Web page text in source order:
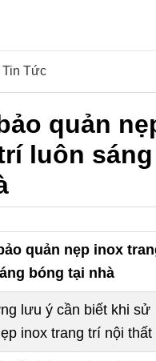
Tin Tức
quản
luôn
quản nẹp inox
bóng tại nhà
lưu ý cần biết khi sử
inox trang trí nội thất